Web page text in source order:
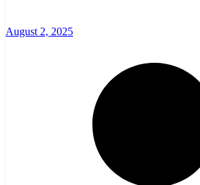
August 2, 2025